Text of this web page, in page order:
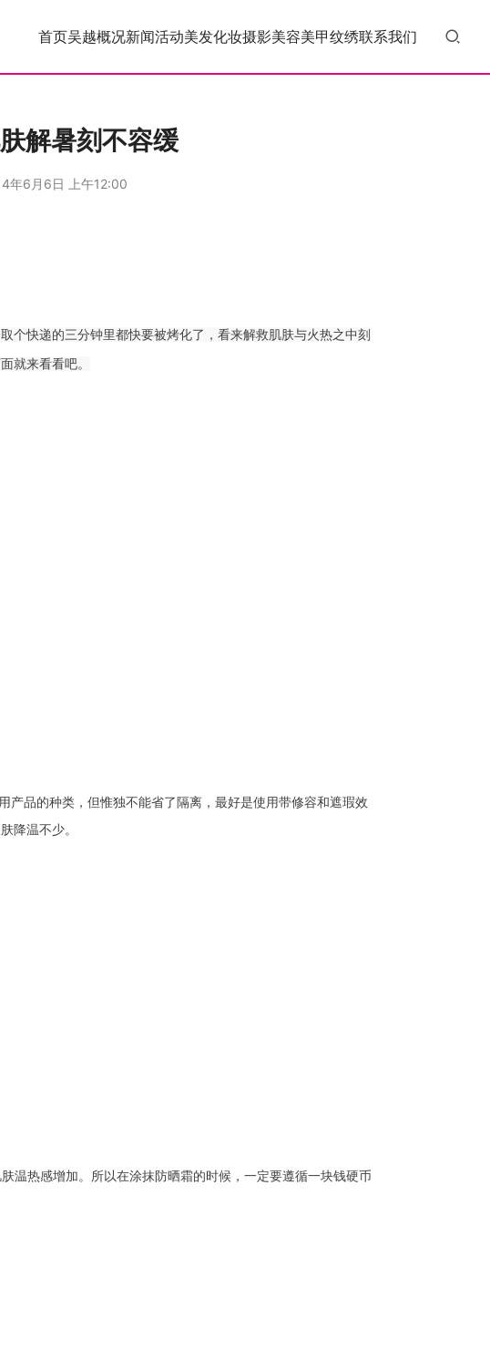
首页吴越概况新闻活动美发化妆摄影美容美甲纹绣联系我们
解暑刻不容缓
年6月6日 上午12:00
个快递的三分钟里都快要被烤化了，看来解救肌肤与火热之中刻
就来看看吧。
品的种类，但惟独不能省了隔离，最好是使用带修容和遮瑕效
降温不少。
温热感增加。所以在涂抹防晒霜的时候，一定要遵循一块钱硬币